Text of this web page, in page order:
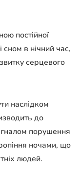
постійної
сном в нічний час,
серцевого
наслідком
до
порушення
ночами, що
людей.